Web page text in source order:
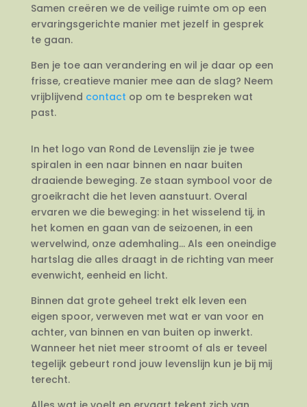
Samen creëren we de veilige ruimte om op een
ervaringsgerichte manier met jezelf in gesprek
te gaan.
Ben je toe aan verandering en wil je daar op een
frisse, creatieve manier mee aan de slag? Neem
vrijblijvend contact op om te bespreken wat
past.
In het logo van Rond de Levenslijn zie je twee
spiralen in een naar binnen en naar buiten
draaiende beweging. Ze staan symbool voor de
groeikracht die het leven aanstuurt. Overal
ervaren we die beweging: in het wisselend tij, in
het komen en gaan van de seizoenen, in een
wervelwind, onze ademhaling… Als een oneindige
hartslag die alles draagt in de richting van meer
evenwicht, eenheid en licht.
Binnen dat grote geheel trekt elk leven een
eigen spoor, verweven met wat er van voor en
achter, van binnen en van buiten op inwerkt.
Wanneer het niet meer stroomt of als er teveel
tegelijk gebeurt rond jouw levenslijn kun je bij mij
terecht.